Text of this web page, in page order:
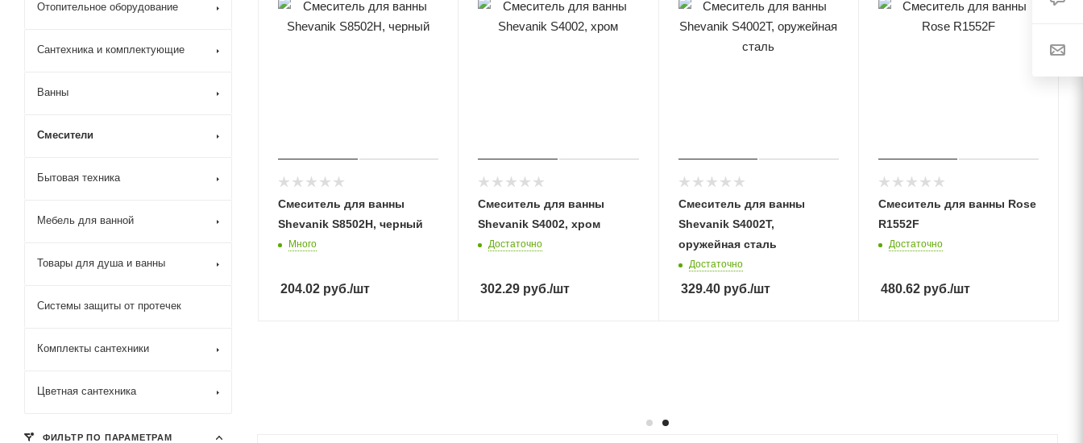
Смеситель для ванны
Shevanik S8502H, черный
Много
204.02 руб./шт
Смеситель для ванны
Shevanik S4002, хром
Достаточно
302.29 руб./шт
Смеситель для ванны
Shevanik S4002T,
оружейная сталь
Достаточно
329.40руб./шт
Смеситель для ванны Rose
R1552F
Достаточно
480.62руб./шт
Отопительное оборудование
Сантехника и комплектующие
Ванны
Смесители
Бытовая техника
Мебель для ванной
Товары для душа и ванны
Системы защиты от протечек
Комплекты сантехники
Цветная сантехника
ФИЛЬТР ПО ПАРАМЕТРАМ